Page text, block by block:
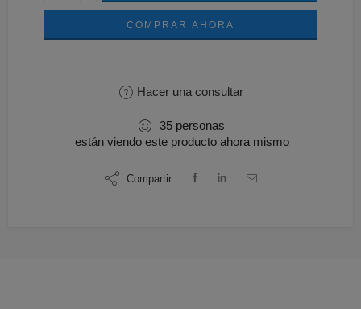
COMPRAR AHORA
Hacer una consultar
35 personas
están viendo este producto ahora mismo
Compartir